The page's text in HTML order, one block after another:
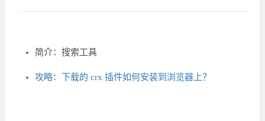
简介：搜索工具
攻略：下载的 crx 插件如何安装到浏览器上？